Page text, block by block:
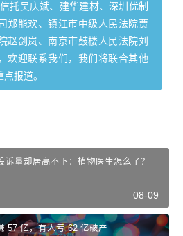
托吴庆斌、建华建材、深圳优制
郑能欢、镇江市中级人民法院贾
赵剑岚、南京市鼓楼人民法院刘
欢迎联系我们，我们将联合其他
报道。
量却居高不下：植物医生怎么了？
08-09
57 亿，有人亏 62 亿破产